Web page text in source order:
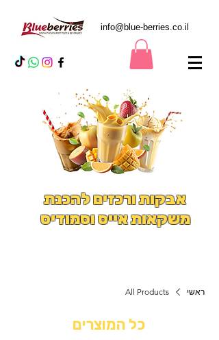
info@blue-berries.co.il
אבקות ורכזים להכנת
משקאות אייס וסמודיס
ראשי All Products
כל המוצרים